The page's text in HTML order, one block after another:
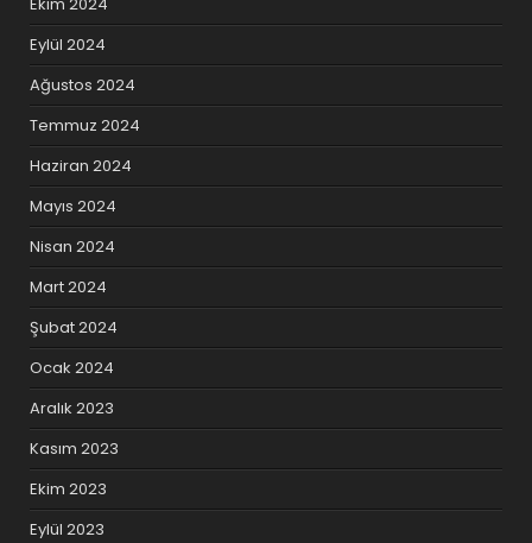
Eylül 2024
Ağustos 2024
Temmuz 2024
Haziran 2024
Mayıs 2024
Nisan 2024
Mart 2024
Şubat 2024
Ocak 2024
Aralık 2023
Kasım 2023
Ekim 2023
Eylül 2023